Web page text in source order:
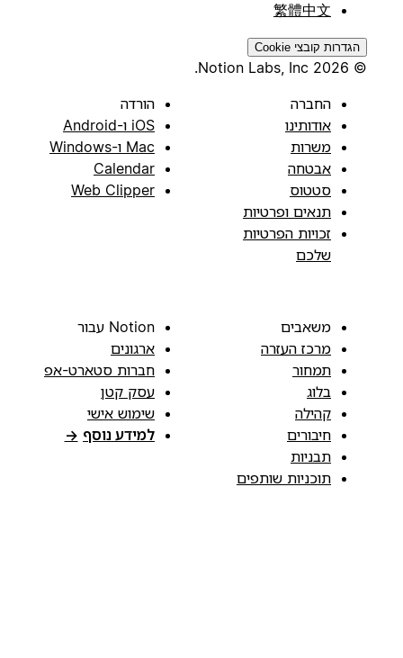
繁體中文
הגדרות קובצי Cookie
החברה
אודותינו
משרות
אבטחה
סטטוס
תנאים ופרטיות
זכויות הפרטיות
שלכם
הורדה
iOS ו-Android
Mac ו-Windows
Calendar
Web Clipper
משאבים
מרכז העזרה
תמחור
בלוג
קהילה
חיבורים
תבניות
תוכניות שותפים
Notion עבור
ארגונים
חברות סטארט-אפ
עסק קטן
שימוש אישי
למידע נוסף →